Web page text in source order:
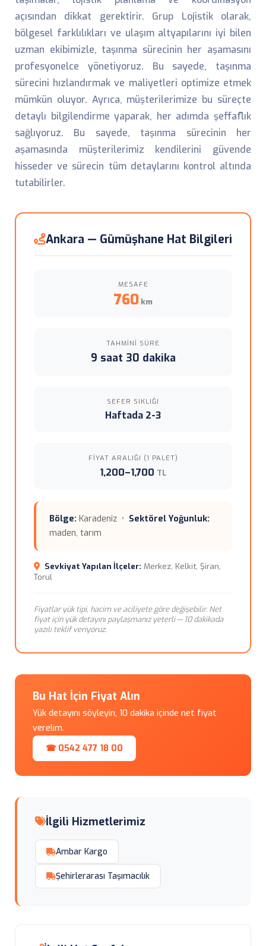
açısından dikkat gerektirir. Grup Lojistik olarak,
bölgesel farklılıkları ve ulaşım altyapılarını iyi bilen
uzman ekibimizle, taşınma sürecinin her aşamasını
profesyonelce yönetiyoruz. Bu sayede, taşınma
sürecini hızlandırmak ve maliyetleri optimize etmek
mümkün oluyor. Ayrıca, müşterilerimize bu süreçte
detaylı bilgilendirme yaparak, her adımda şeffaflık
sağlıyoruz. Bu sayede, taşınma sürecinin her
aşamasında müşterilerimiz kendilerini güvende
hisseder ve sürecin tüm detaylarını kontrol altında
tutabilirler.
Ankara — Gümüşhane Hat Bilgileri
MESAFE
760 km
TAHMINI SÜRE
9 saat 30 dakika
SEFER SIKLIĞI
Haftada 2-3
FIYAT ARALIĞI (1 PALET)
1,200–1,700 TL
Bölge: Karadeniz • Sektörel Yoğunluk:
maden, tarım
Sevkiyat Yapılan İlçeler: Merkez, Kelkit, Şiran,
Torul
Fiyatlar yük tipi, hacim ve aciliyete göre değişebilir. Net
fiyat için yük detayını paylaşmanız yeterli — 10 dakikada
yazılı teklif veriyoruz.
Bu Hat İçin Fiyat Alın
Yük detayını söyleyin, 10 dakika içinde net fiyat
verelim.
☎ 0542 477 18 00
İlgili Hizmetlerimiz
Ambar Kargo
Şehirlerarası Taşımacılık